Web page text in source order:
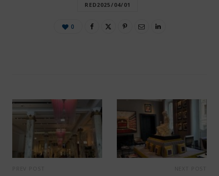
RED2025/04/01
0